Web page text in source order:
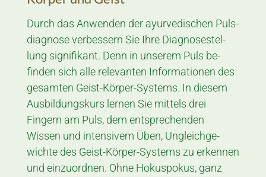
Durch das Anwenden der ayur­vedi­schen Puls­
diagnose verbes­sern Sie Ihre Diagnose­stel­
lung signifi­kant. Denn in unserem Puls be­
finden sich alle rele­vanten Infor­ma­tionen des
ge­sam­ten Geist-Körper-Systems. In diesem
Aus­bildungs­kurs lernen Sie mittels drei
Fingern am Puls, dem entsprechenden
Wissen und inten­sivem Üben, Un­gleich­ge­
wichte des Geist-Körper-Systems zu erken­nen
und ein­zu­ord­nen. Ohne Hokus­pokus, ganz